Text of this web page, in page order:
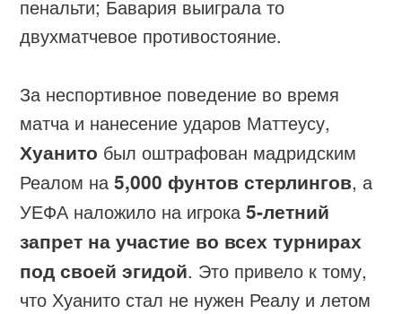
пенальти; Бавария выиграла то
двухматчевое противостояние.
За неспортивное поведение во время
матча и нанесение ударов Маттеусу,
Хуанито был оштрафован мадридским
Реалом на5,000 фунтов стерлингов, а
УЕФА наложило на игрока5-летний
запрет на участие во всех турнирах
под своей эгидой. Это привело к тому,
что Хуанито стал не нужен Реалу и летом